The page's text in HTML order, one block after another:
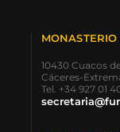
10430 Cuacos
Cáceres-
Tel. +34 927 01